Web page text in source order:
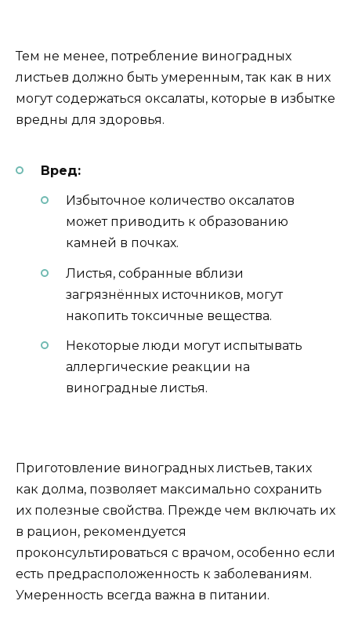
Тем не менее, потребление виноградных
листьев должно быть умеренным, так как в них
могут содержаться оксалаты, которые в избытке
вредны для здоровья.
Вред:
Избыточное количество оксалатов
может приводить к образованию
камней в почках.
Листья, собранные вблизи
загрязнённых источников, могут
накопить токсичные вещества.
Некоторые люди могут испытывать
аллергические реакции на
виноградные листья.
Приготовление виноградных листьев, таких
как долма, позволяет максимально сохранить
их полезные свойства. Прежде чем включать их
в рацион, рекомендуется
проконсультироваться с врачом, особенно если
есть предрасположенность к заболеваниям.
Умеренность всегда важна в питании.